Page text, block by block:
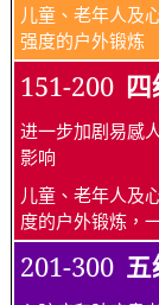
儿童、老年人及
强度的户外锻炼
151-200 四
进一步加剧易感
影响
儿童、老年人及
度的户外锻炼，
201-300 五